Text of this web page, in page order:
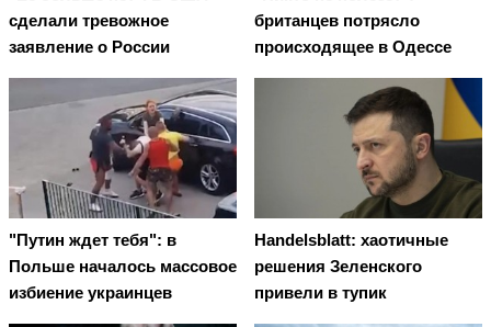
сделали тревожное
заявление о России
британцев потрясло
происходящее в Одессе
"Путин ждет тебя": в
Польше началось массовое
избиение украинцев
Handelsblatt: хаотичные
решения Зеленского
привели в тупик